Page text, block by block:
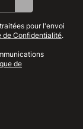
pour l'envoi
de Confidentialité.
de